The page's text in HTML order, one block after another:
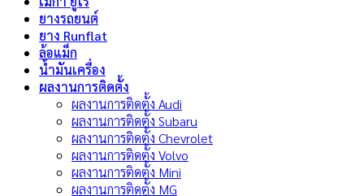
ยางรถยนต์
ยาง Runflat
ล้อแม็ก
น้ำมันเครื่อง
ผลงานการติดตั้ง
ผลงานการติดตั้ง Audi
ผลงานการติดตั้ง Subaru
ผลงานการติดตั้ง Chevrolet
ผลงานการติดตั้ง Volvo
ผลงานการติดตั้ง Mini
ผลงานการติดตั้ง MG